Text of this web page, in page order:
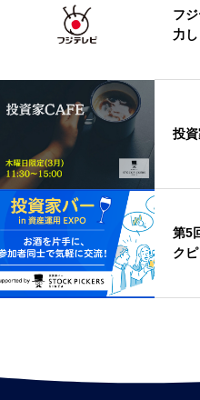
フ
力
投
第5
ク